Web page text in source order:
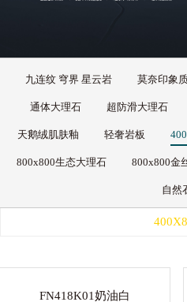
九连纹 穹界 星云岩 莫奈印象
通体大理石 超防滑大理石
天鹅绒肌肤釉 轻奢岩板
800x800生态大理石 800x800金
自然
FN418K01奶油白